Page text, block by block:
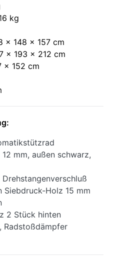
kg
x 148 x 157 cm
x 193 x 212 cm
x 152 cm
mm, außen schwarz,
Siebdruck-Holz 15 mm
2 Stück hinten
Radstoßdämpfer